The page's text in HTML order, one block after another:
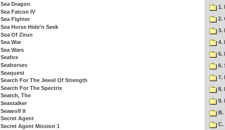
Sea Dragon
Sea Falcon IV
Sea Fighter
Sea Horse Hide'n Seek
Sea Of Zirun
Sea War
Sea Wars
Seafox
Seahorses
Seaquest
Search For The Jewel Of Strength
Search For The Spectrix
Search, The
Seastalker
Seawolf II
Secret Agent
Secret Agent Mission 1
1.
2.
3.
4.
5.
6.
7.
8.
9.
B.
C.